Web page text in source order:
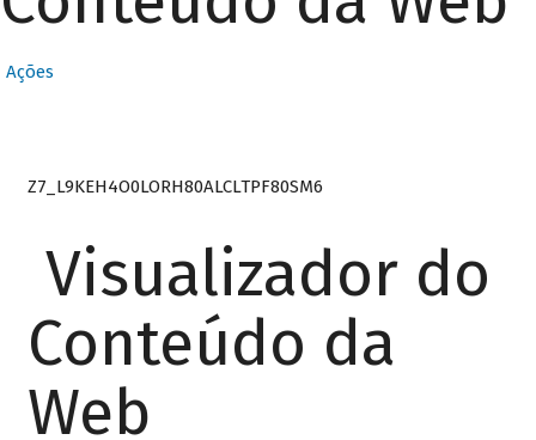
Ações
Z7_L9KEH4O0LORH80ALCLTPF80SM6
Visualizador do
Conteúdo da
Web